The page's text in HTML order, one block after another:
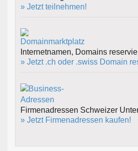
» Jetzt teilnehmen!
Internetnamen, Domains
» Jetzt .ch oder .swiss Domain
Firmenadressen Schweizer
» Jetzt Firmenadressen kaufen!